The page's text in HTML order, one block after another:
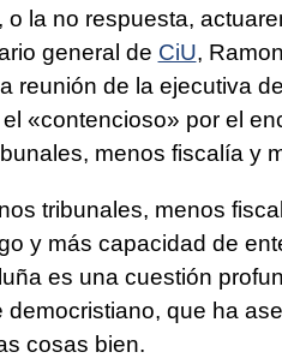
o la no respuesta,
general de CiU,
reunión de la ejecutiva
«contencioso» por el
menos fiscalía y
tribunales, menos
y más capacidad de
es una cuestión
democristiano, que ha
cosas bien.